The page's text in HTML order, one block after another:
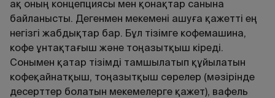
ақ оның концепциясы мен қонақтар санына
байланысты. Дегенмен мекемені ашуға қажетті ең
негізгі жабдықтар бар. Бұл тізімге кофемашина,
кофе ұнтақтағыш және тоңазытқыш кіреді.
Сонымен қатар тізімді тамшылатып құйылатын
кофеқайнатқыш, тоңазытқыш сөрелер (мәзірінде
десерттер болатын мекемелерге қажет), вафель